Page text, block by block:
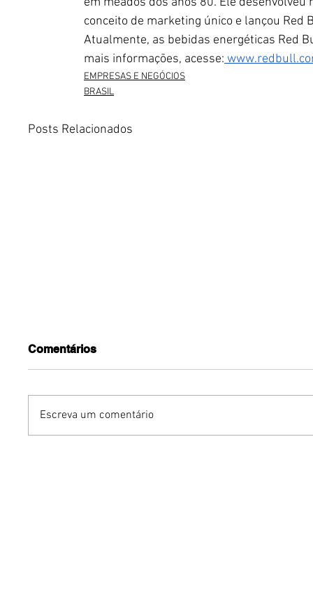
conceito de marketing único e lançou
Atualmente, as bebidas energéticas Red
mais informações, acesse:
EMPRESAS E NEGÓCIOS
BRASIL
Posts Relacionados
Comentários
Escreva um comentário